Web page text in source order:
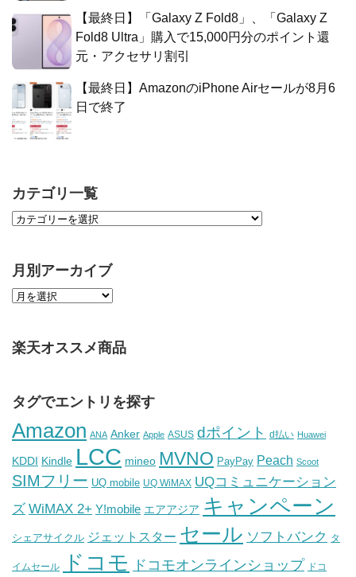
【最終日】「Galaxy Z Fold8」、「Galaxy Z
Fold8 Ultra」購入で15,000円分のポイント還
元・アクセサリ割引
【最終日】AmazonのiPhone Airセールが8月6
日で終了
カテゴリ一覧
月別アーカイブ
楽天オススメ商品
タグでエントリを探す
Amazon ANA Anker Apple ASUS dポイント d払い Huawei
KDDI Kindle LCC mineo MVNO PayPay Peach Scoot
SIMフリー UQ mobile UQ WiMAX UQコミュニケーション
ズ WiMAX 2+ Y!mobile エアアジア キャンペーン
シェアサイクル ジェットスター セール ソフトバンク タ
イムセール ドコモ ドコモオンラインショップ ドコ